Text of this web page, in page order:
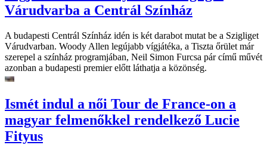
Várudvarba a Centrál Színház
A budapesti Centrál Színház idén is két darabot mutat be a Szigliget
Várudvarban. Woody Allen legújabb vígjátéka, a Tiszta őrület már
szerepel a színház programjában, Neil Simon Furcsa pár című művét
azonban a budapesti premier előtt láthatja a közönség.
Ismét indul a női Tour de France-on a
magyar felmenőkkel rendelkező Lucie
Fityus